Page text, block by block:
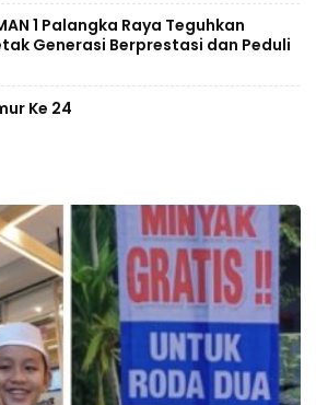
1 Palangka Raya Teguhkan
Generasi Berprestasi dan Peduli
Ke 24